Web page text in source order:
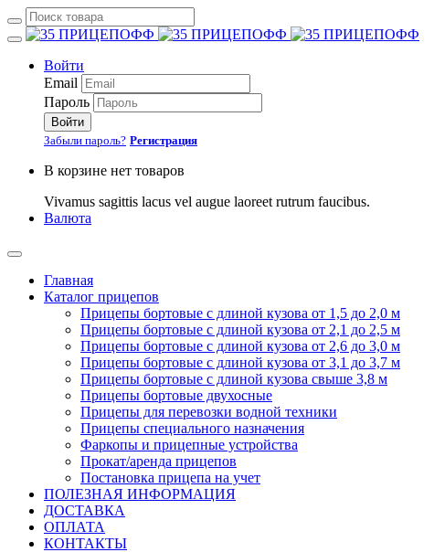
Войти
Email
Пароль
Войти
Забыли пароль? Регистрация
В корзине нет товаров
Vivamus sagittis lacus vel augue laoreet rutrum faucibus.
Валюта
Главная
Каталог прицепов
Прицепы бортовые с длиной кузова от 1,5 до 2,0 м
Прицепы бортовые с длиной кузова от 2,1 до 2,5 м
Прицепы бортовые с длиной кузова от 2,6 до 3,0 м
Прицепы бортовые с длиной кузова от 3,1 до 3,7 м
Прицепы бортовые с длиной кузова свыше 3,8 м
Прицепы бортовые двухосные
Прицепы для перевозки водной техники
Прицепы специального назначения
Фаркопы и прицепные устройства
Прокат/аренда прицепов
Постановка прицепа на учет
ПОЛЕЗНАЯ ИНФОРМАЦИЯ
ДОСТАВКА
ОПЛАТА
КОНТАКТЫ